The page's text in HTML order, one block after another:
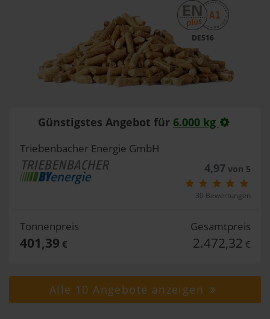
DE516
Günstigstes Angebot für 6.000 kg
Triebenbacher Energie GmbH
4,97von 5
30 Bewertungen
Tonnenpreis
401,39 €
Gesamtpreis
2.472,32 €
Alle 10 Angebote anzeigen